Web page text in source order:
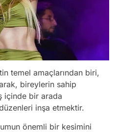
temel amaçlarından biri,
bireylerin sahip
içinde bir arada
inşa etmektir.
önemli bir kesimini